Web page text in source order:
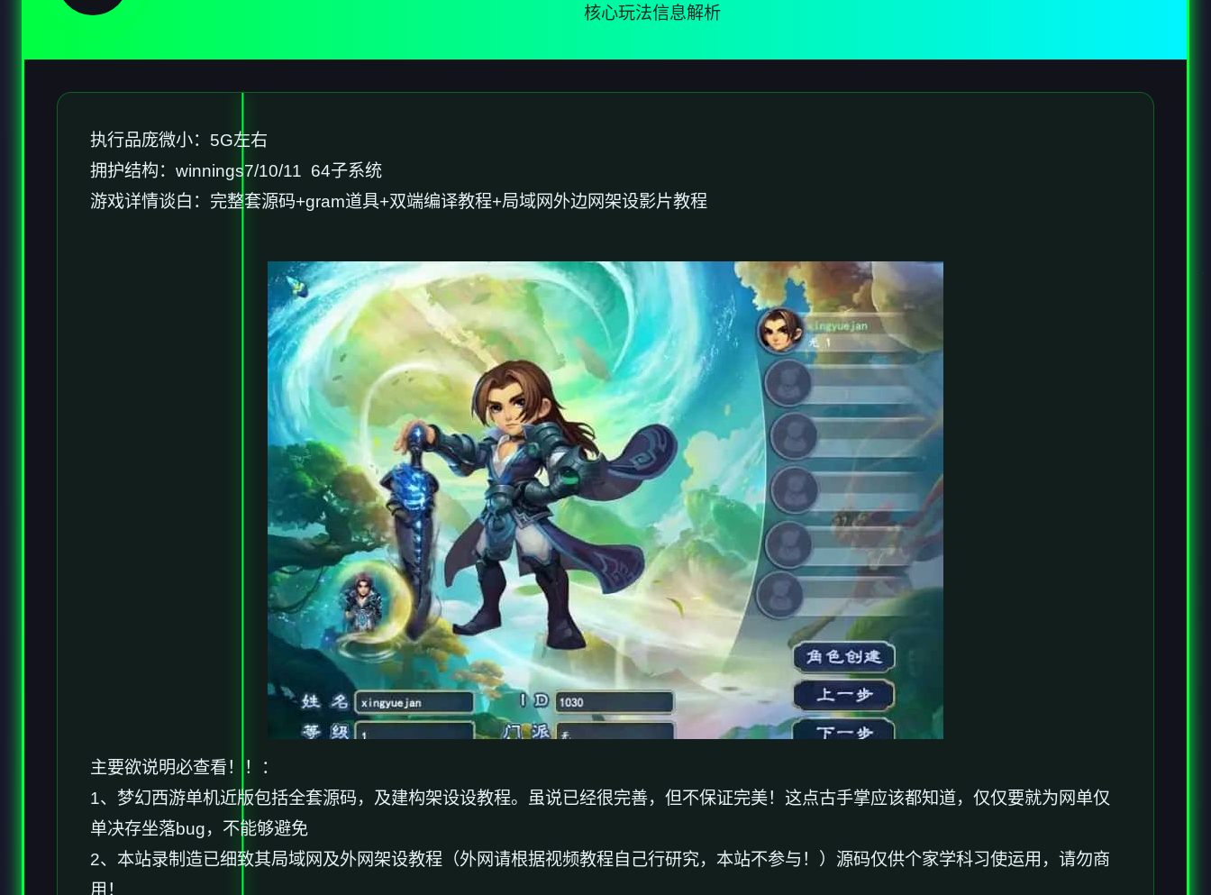
核心玩法信息解析
执行品庞微小：5G左右
拥护结构：winnings7/10/11 64子系统
游戏详情谈白：完整套源码+gram道具+双端编译教程+局域网外边网架设影片教程
主要欲说明必查看！！：
1、 梦幻西游单机近版包括全套源码，及建构架设设教程。虽说已经很完善，但不保证完美！这点古手掌应该都知道，仅仅要就为网单仅
单决存坐落bug，不能够避免
2、本站录制造已细致其局域网及外网架设教程（外网请根据视频教程自己行研究，本站不参与！）源码仅供个家学科习使运用，请勿商
用！